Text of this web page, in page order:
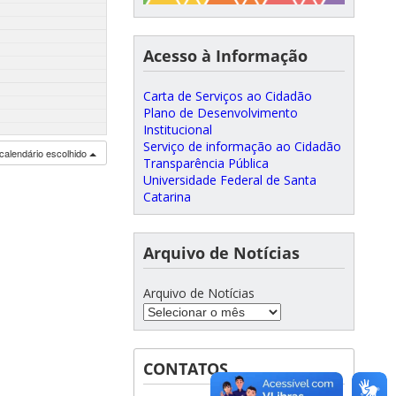
escolhido
Acesso à Informação
Carta de Serviços ao Cidadão
Plano de Desenvolvimento
Institucional
Serviço de informação ao Cidadão
Transparência Pública
Universidade Federal de Santa
Catarina
Arquivo de Notícias
Arquivo de Notícias
CONTATOS